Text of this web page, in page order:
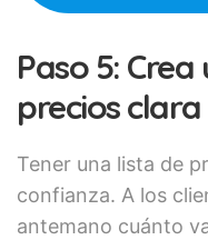
Paso 5:
precios clara
Tener una lista de
confianza. A los
antemano cuánto